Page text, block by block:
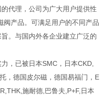
代理，公司为广大用户提供性
阀产品。可满足用户的不同产品
。与国内外各企业建立广泛的
，已被日本SMC，日本CKD,
，德国皮尔磁，德国易福门，E
施耐德,巴鲁夫,P+F,日本